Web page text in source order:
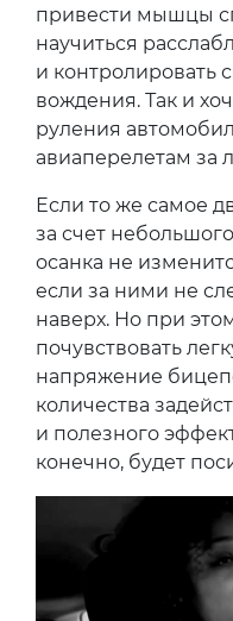
привести мышцы
научиться
и контролировать
вождения. Так и
руления
авиаперелетам за
Если то же самое
за счет
осанка не
если за ними не
наверх. Но при
почувствовать
напряжение
количества
и полезного
конечно, будет